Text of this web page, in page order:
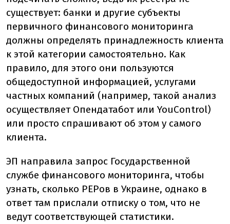
существует: банки и другие субъекты
первичного финансового мониторинга
должны определять принадлежность клиента
к этой категории самостоятельно. Как
правило, для этого они пользуются
общедоступной информацией, услугами
частных компаний (например, такой анализ
осуществляет Опендатабот или YouControl)
или просто спрашивают об этом у самого
клиента.
ЭП направила запрос Государственной
службе финансового мониторинга, чтобы
узнать, сколько PEPов в Украине, однако в
ответ там прислали отписку о том, что не
ведут соответствующей статистики.